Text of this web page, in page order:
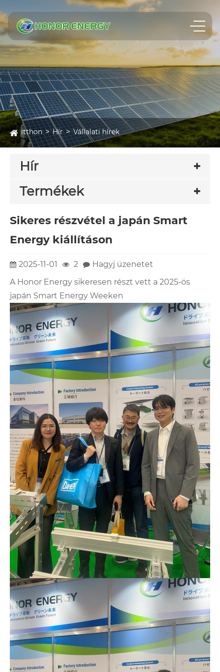
itthon Hír Vállalati hírek
Hír
Termékek
Sikeres részvétel a japán Smart
Energy kiállításon
2025-11-01 2
Hagyj üzenetet
A Honor Energy sikeresen részt vett a 2025-ös
japán Smart Energy Weeken